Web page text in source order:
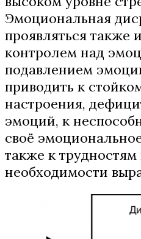
Эмоциональная
проявляться также
контролем над
подавлением
приводить к
настроения,
эмоций, к
своё
также к
необходимости